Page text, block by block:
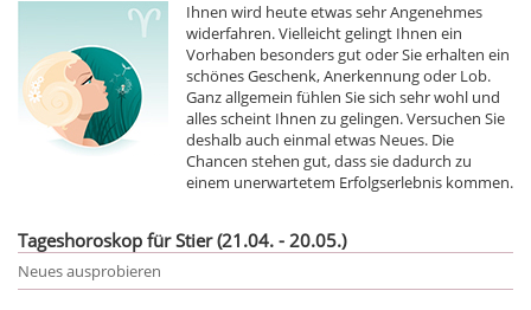
Ihnen wird heute etwas sehr Angenehmes
widerfahren. Vielleicht gelingt Ihnen ein
Vorhaben besonders gut oder Sie erhalten ein
schönes Geschenk, Anerkennung oder Lob.
Ganz allgemein fühlen Sie sich sehr wohl und
alles scheint Ihnen zu gelingen. Versuchen Sie
deshalb auch einmal etwas Neues. Die
Chancen stehen gut, dass sie dadurch zu
einem unerwartetem Erfolgserlebnis kommen.
Tageshoroskop für Stier (21.04. - 20.05.)
Neues ausprobieren